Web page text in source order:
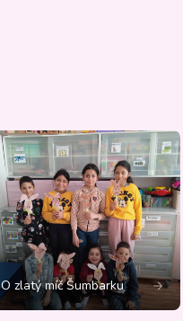
O zlatý míč Šumbarku